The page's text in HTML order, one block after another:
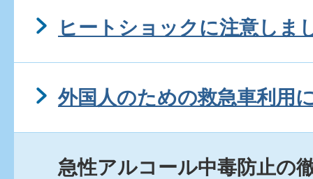
ヒートショックに注意しま
外国人のための救急車利用
急性アルコール中毒防止の